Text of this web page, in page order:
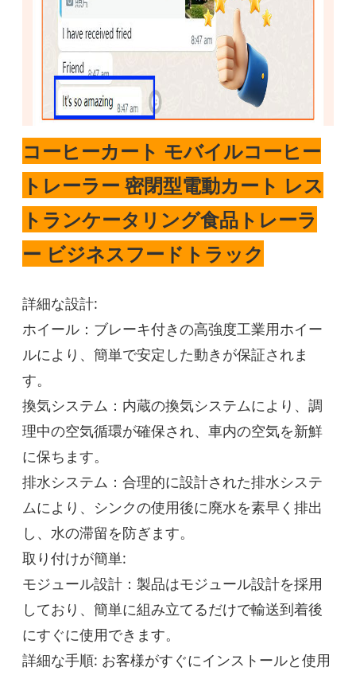
コーヒーカート モバイルコーヒー
トレーラー 密閉型電動カート レス
トランケータリング食品トレーラ
ー ビジネスフードトラック
詳細な設計:
ホイール：ブレーキ付きの高強度工業用ホイー
ルにより、簡単で安定した動きが保証されま
す。
換気システム：内蔵の換気システムにより、調
理中の空気循環が確保され、車内の空気を新鮮
に保ちます。
排水システム：合理的に設計された排水システ
ムにより、シンクの使用後に廃水を素早く排出
し、水の滞留を防ぎます。
取り付けが簡単:
モジュール設計：製品はモジュール設計を採用
しており、簡単に組み立てるだけで輸送到着後
にすぐに使用できます。
詳細な手順: お客様がすぐにインストールと使用